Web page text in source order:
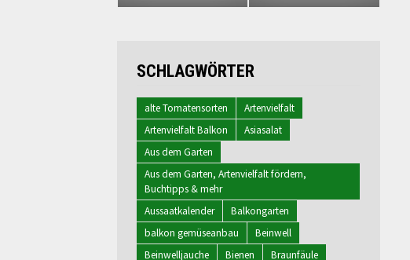
SCHLAGWÖRTER
alte Tomatensorten
Artenvielfalt
Artenvielfalt Balkon
Asiasalat
Aus dem Garten
Aus dem Garten, Artenvielfalt fördern,
Buchtipps & mehr
Aussaatkalender
Balkongarten
balkon gemüseanbau
Beinwell
Beinwelljauche
Bienen
Braunfäule